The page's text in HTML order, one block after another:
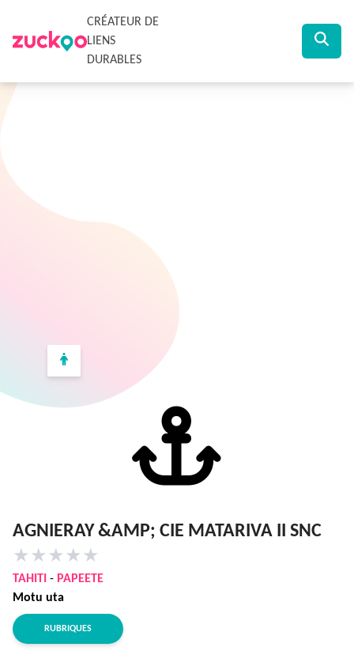
CRÉATEUR DE
LIENS
DURABLES
AGNIERAY &AMP; CIE MATARIVA II SNC
★ ★ ★ ★ ★
TAHITI - PAPEETE
Motu uta
RUBRIQUES